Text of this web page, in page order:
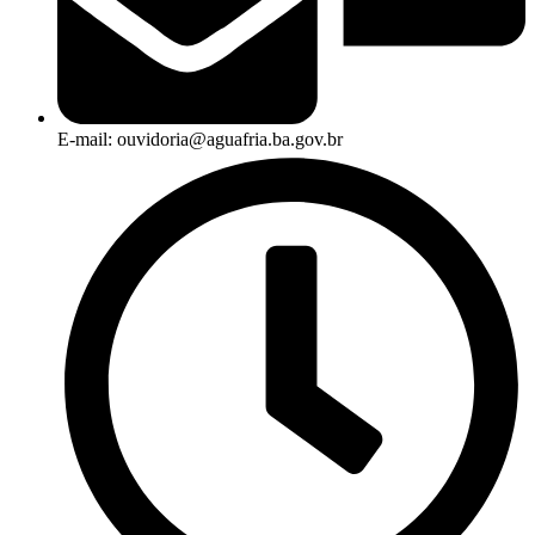
E-mail: ouvidoria@aguafria.ba.gov.br